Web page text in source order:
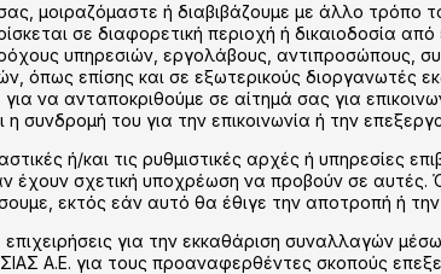
μοιραζόμαστε ή διαβιβάζουμε με άλλο τρόπο
σε διαφορετική περιοχή ή δικαιοδοσία
υπηρεσιών, εργολάβους, αντιπροσώπους,
όπως επίσης και σε εξωτερικούς διοργανωτές
να ανταποκριθούμε σε αίτημά σας για
συνδρομή του για την επικοινωνία ή την
ή/και τις ρυθμιστικές αρχές ή υπηρεσίες
σχετική υποχρέωση να προβούν σε αυτές.
εκτός εάν αυτό θα έθιγε την αποτροπή ή
για την εκκαθάριση συναλλαγών
Α.Ε. για τους προαναφερθέντες σκοπούς